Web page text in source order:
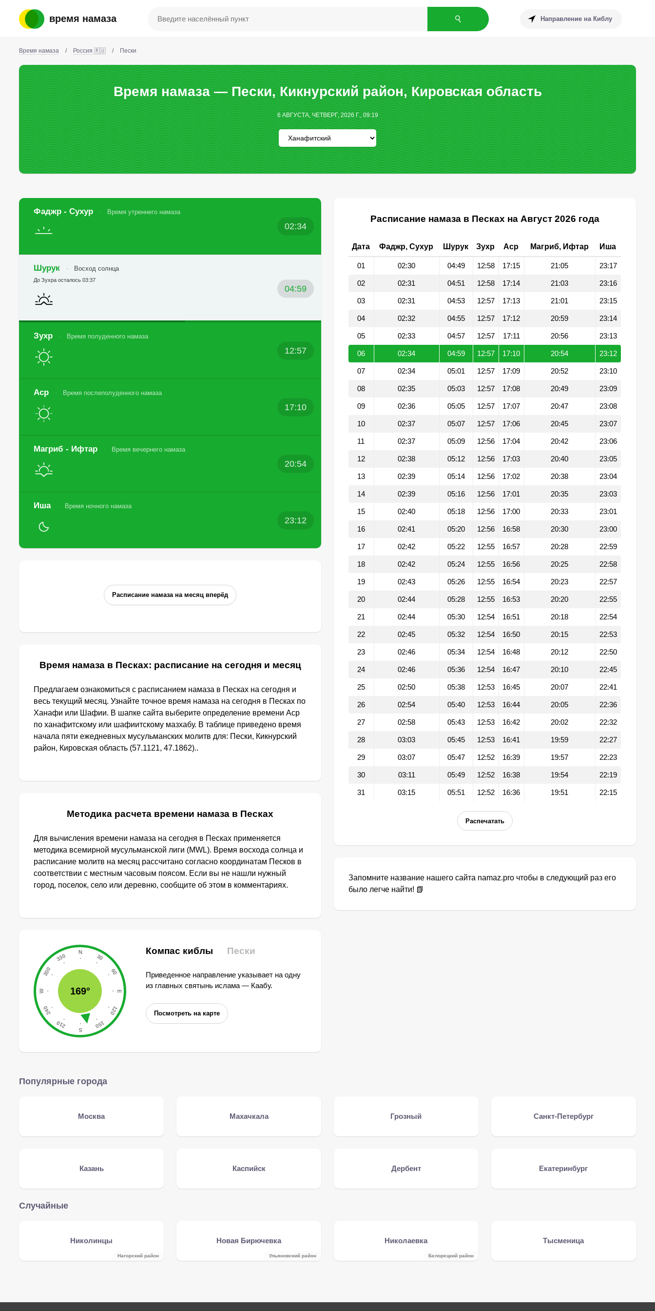
время намаза Направление на Киблу
Время намаза / Россия 🇷🇺 / Пески
Время намаза — Пески, Кикнурский район, Кировская область
6 АВГУСТА, ЧЕТВЕРГ, 2026 Г., 09:19
Фаджр - Сухур Время утреннего намаза
02:34
Шурук Восход солнца
04:59
До Зухра осталось 03:37
Зухр Время полуденного намаза
12:57
Аср Время послеполуденного намаза
17:10
Магриб - Ифтар Время вечернего намаза
20:54
Иша Время ночного намаза
23:12
Расписание намаза на месяц вперёд
Время намаза в Песках: расписание на сегодня и месяц
Предлагаем ознакомиться с расписанием намаза в Песках на сегодня и
весь текущий месяц. Узнайте точное время намаза на сегодня в Песках по
Ханафи или Шафии. В шапке сайта выберите определение времени Аср
по ханафитскому или шафиитскому мазхабу. В таблице приведено время
начала пяти ежедневных мусульманских молитв для: Пески, Кикнурский
район, Кировская область (57.1121, 47.1862)..
Методика расчета времени намаза в Песках
Для вычисления времени намаза на сегодня в Песках применяется
методика всемирной мусульманской лиги (MWL). Время восхода солнца и
расписание молитв на месяц рассчитано согласно координатам Песков в
соответствии с местным часовым поясом. Если вы не нашли нужный
город, поселок, село или деревню, сообщите об этом в комментариях.
169°
Компас киблы Пески
Приведенное направление указывает на одну
из главных святынь ислама — Каабу.
Посмотреть на карте
Расписание намаза в Песках на Август 2026 года
Дата Фаджр, Сухур Шурук Зухр Аср Магриб, Ифтар Иша
01 02:30 04:49 12:58 17:15 21:05 23:17
02 02:31 04:51 12:58 17:14 21:03 23:16
03 02:31 04:53 12:57 17:13 21:01 23:15
04 02:32 04:55 12:57 17:12 20:59 23:14
05 02:33 04:57 12:57 17:11 20:56 23:13
06 02:34 04:59 12:57 17:10 20:54 23:12
07 02:34 05:01 12:57 17:09 20:52 23:10
08 02:35 05:03 12:57 17:08 20:49 23:09
09 02:36 05:05 12:57 17:07 20:47 23:08
10 02:37 05:07 12:57 17:06 20:45 23:07
11 02:37 05:09 12:56 17:04 20:42 23:06
12 02:38 05:12 12:56 17:03 20:40 23:05
13 02:39 05:14 12:56 17:02 20:38 23:04
14 02:39 05:16 12:56 17:01 20:35 23:03
15 02:40 05:18 12:56 17:00 20:33 23:01
16 02:41 05:20 12:56 16:58 20:30 23:00
17 02:42 05:22 12:55 16:57 20:28 22:59
18 02:42 05:24 12:55 16:56 20:25 22:58
19 02:43 05:26 12:55 16:54 20:23 22:57
20 02:44 05:28 12:55 16:53 20:20 22:55
21 02:44 05:30 12:54 16:51 20:18 22:54
22 02:45 05:32 12:54 16:50 20:15 22:53
23 02:46 05:34 12:54 16:48 20:12 22:50
24 02:46 05:36 12:54 16:47 20:10 22:45
25 02:50 05:38 12:53 16:45 20:07 22:41
26 02:54 05:40 12:53 16:44 20:05 22:36
27 02:58 05:43 12:53 16:42 20:02 22:32
28 03:03 05:45 12:53 16:41 19:59 22:27
29 03:07 05:47 12:52 16:39 19:57 22:23
30 03:11 05:49 12:52 16:38 19:54 22:19
31 03:15 05:51 12:52 16:36 19:51 22:15
Распечатать
Запомните название нашего сайта namaz.pro чтобы в следующий раз его
было легче найти! 📗
Популярные города
Москва Махачкала Грозный Санкт-Петербург
Казань Каспийск Дербент Екатеринбург
Случайные
Николинцы
Нагорский район
Новая Бирючевка
Ульяновский район
Николаевка
Белорецкий район
Тысменица